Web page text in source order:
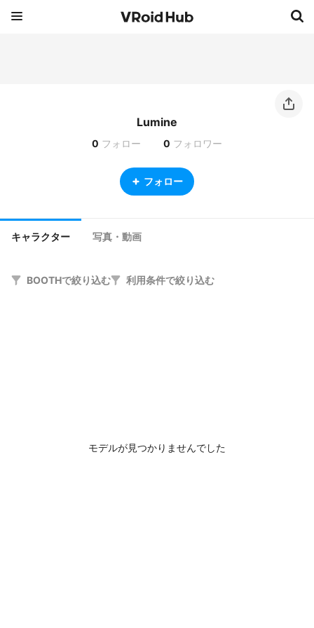
Lumine
0 フォロー 0 フォロワー
フォロー
キャラクター 写真・動画
BOOTHで絞り込む 利用条件で絞り込む
モデルが見つかりませんでした